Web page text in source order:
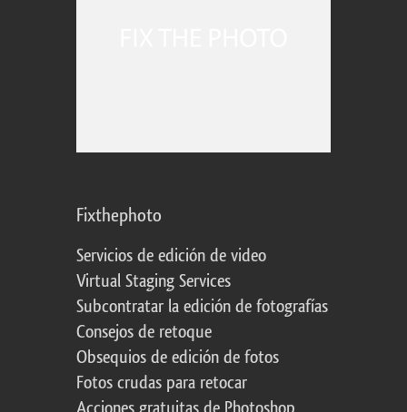
Fixthephoto
Servicios de edición de video
Virtual Staging Services
Subcontratar la edición de fotografías
Consejos de retoque
Obsequios de edición de fotos
Fotos crudas para retocar
Acciones gratuitas de Photoshop